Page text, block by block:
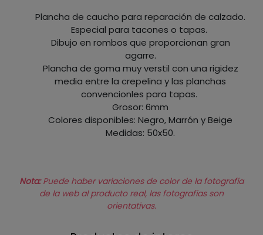
Plancha de caucho para reparación de calzado.
Especial para tacones o tapas.
Dibujo en rombos que proporcionan gran
agarre.
Plancha de goma muy verstil con una rigidez
media entre la crepelina y las planchas
convencionles para tapas.
Grosor: 6mm
Colores disponibles: Negro, Marrón y Beige
Medidas: 50x50.
Nota:Puede haber variaciones de color de la fotografia
de la web al producto real, las fotografias son
orientativas.